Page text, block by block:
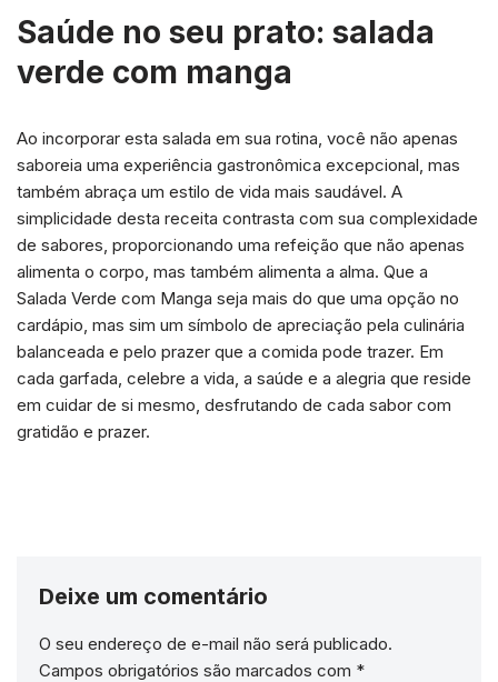
Saúde no seu prato: salada
verde com manga
Ao incorporar esta salada em sua rotina, você não apenas
saboreia uma experiência gastronômica excepcional, mas
também abraça um estilo de vida mais saudável. A
simplicidade desta receita contrasta com sua complexidade
de sabores, proporcionando uma refeição que não apenas
alimenta o corpo, mas também alimenta a alma. Que a
Salada Verde com Manga seja mais do que uma opção no
cardápio, mas sim um símbolo de apreciação pela culinária
balanceada e pelo prazer que a comida pode trazer. Em
cada garfada, celebre a vida, a saúde e a alegria que reside
em cuidar de si mesmo, desfrutando de cada sabor com
gratidão e prazer.
Deixe um comentário
O seu endereço de e-mail não será publicado.
Campos obrigatórios são marcados com *